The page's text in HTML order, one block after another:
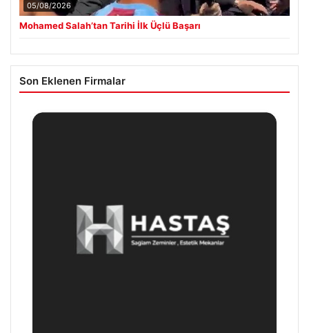
05/08/2026
Mohamed Salah’tan Tarihi İlk Üçlü Başarı
Son Eklenen Firmalar